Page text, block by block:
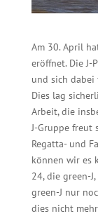
Am 30. April
eröffnet. Die
und sich dabei
Dies lag
Arbeit, die
J-Gruppe freut
Regatta- und
können wir es
24, die green-
green-J nur
dies nicht